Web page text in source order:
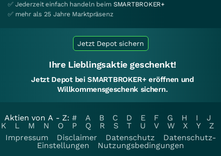
✅ Jederzeit einfach handeln beim SMARTBROKER+
✅ mehr als 25 Jahre Marktpräsenz
Jetzt Depot sichern
Ihre Lieblingsaktie geschenkt!
Jetzt Depot bei SMARTBROKER+ eröffnen und
Willkommensgeschenk sichern.
Aktien von A - Z: # A B C D E F G H I
J
K
L M N O P Q R S T U V W X Y
Z
Impressum
Disclaimer Datenschutz
Datenschutz-
Einstellungen
Nutzungsbedingungen